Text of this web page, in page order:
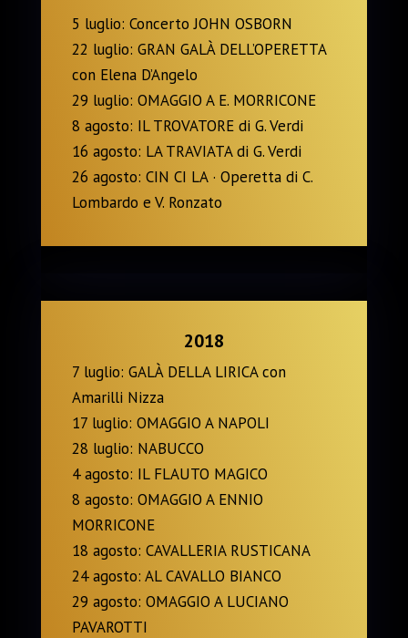
5 luglio: Concerto JOHN OSBORN
22 luglio: GRAN GALÀ DELL’OPERETTA
con Elena D’Angelo
29 luglio: OMAGGIO A E. MORRICONE
8 agosto: IL TROVATORE di G. Verdi
16 agosto: LA TRAVIATA di G. Verdi
26 agosto: CIN CI LA · Operetta di C.
Lombardo e V. Ronzato
2018
7 luglio: GALÀ DELLA LIRICA con
Amarilli Nizza
17 luglio: OMAGGIO A NAPOLI
28 luglio: NABUCCO
4 agosto: IL FLAUTO MAGICO
8 agosto: OMAGGIO A ENNIO
MORRICONE
18 agosto: CAVALLERIA RUSTICANA
24 agosto: AL CAVALLO BIANCO
29 agosto: OMAGGIO A LUCIANO
PAVAROTTI